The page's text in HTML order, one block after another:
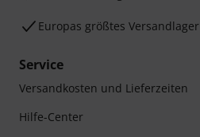
Europas größtes Versandlager
Service
Versandkosten und Lieferzeiten
Hilfe-Center